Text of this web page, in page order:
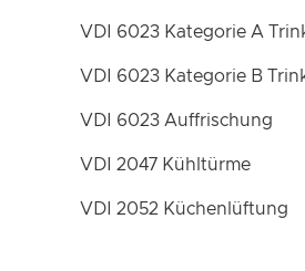
VDI 6023 Kategorie A
VDI 6023 Kategorie B
VDI 6023 Auffrischung
VDI 2047 Kühltürme
VDI 2052 Küchenlüftung